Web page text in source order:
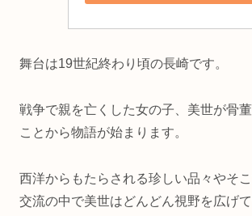
舞台は19世紀終わり頃の長崎です。
戦争で親を亡くした女の子、美世が骨
ことから物語が始まります。
西洋からもたらされる珍しい品々やそ
交流の中で美世はどんどん視野を広げて